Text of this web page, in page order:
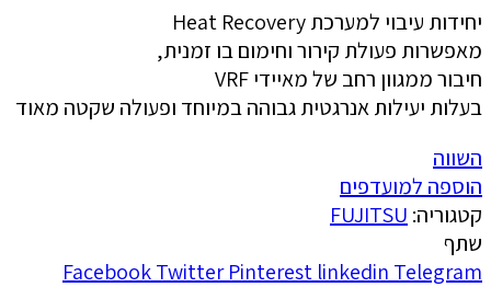
יחידות עיבוי למערכת Heat Recovery
מאפשרות פעולת קירור וחימום בו זמנית,
חיבור ממגוון רחב של מאיידי VRF
בעלות יעילות אנרגטית גבוהה במיוחד ופעולה שקטה מאוד
השווה
הוספה למועדפים
קטגוריה: FUJITSU
שתף
FacebookTwitter Pinterest linkedin Telegram